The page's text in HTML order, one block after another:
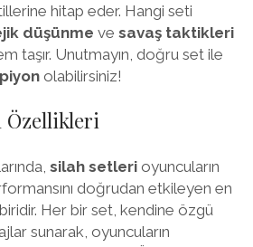
hitap eder. Hangi seti
düşünme ve savaş taktikleri
taşır. Unutmayın, doğru set ile
olabilirsiniz!
Özellikleri
silah setlerioyuncuların
doğrudan etkileyen en
Her bir set, kendine özgü
sunarak, oyuncuların